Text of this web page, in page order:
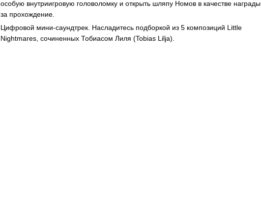
особую внутриигровую головоломку и открыть шляпу Номов в качестве награды
за прохождение.
Цифровой мини-саундтрек. Насладитесь подборкой из 5 композиций Little
Nightmares, сочиненных Тобиасом Лиля (Tobias Lilja).